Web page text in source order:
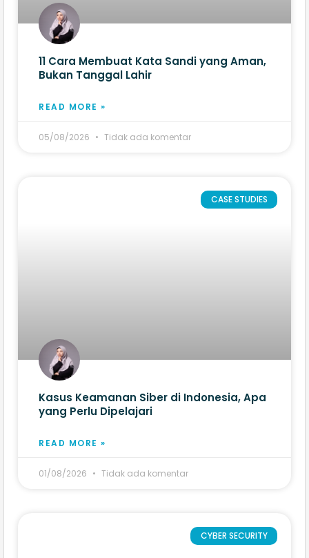
11 Cara Membuat Kata Sandi yang Aman,
Bukan Tanggal Lahir
READ MORE »
05/08/2026 Tidak ada komentar
CASE STUDIES
Kasus Keamanan Siber di Indonesia, Apa
yang Perlu Dipelajari
READ MORE »
01/08/2026 Tidak ada komentar
CYBER SECURITY